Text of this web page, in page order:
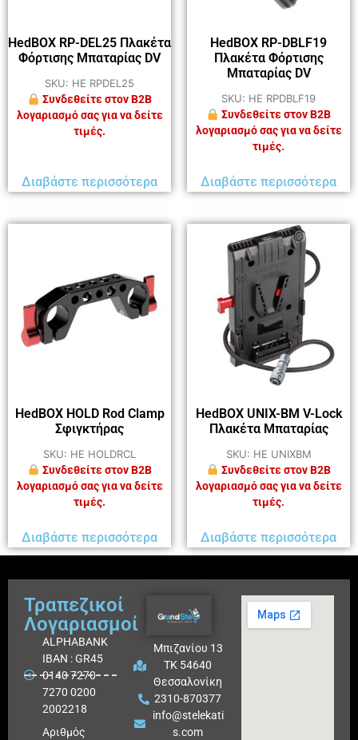
HedBOX RP-DEL25 Πλακέτα
Φόρτισης Μπαταρίας DV
SKU: HE RPDEL25
Συνδεθείτε στον B2B
λογαριασμό σας για να δείτε
τιμές.
Διαβάστε περισσότερα
HedBOX RP-DBLF19
Πλακέτα Φόρτισης
Μπαταρίας DV
SKU: HE RPDBLF19
Συνδεθείτε στον B2B
λογαριασμό σας για να δείτε
τιμές.
Διαβάστε περισσότερα
HedBOX HOLD Rod Clamp
Σφιγκτήρας
SKU: HE HOLDRCL
Συνδεθείτε στον B2B
λογαριασμό σας για να δείτε
τιμές.
Διαβάστε περισσότερα
HedBOX UNIX-BM V-Lock
Πλακέτα Μπαταρίας
SKU: HE UNIXBM
Συνδεθείτε στον B2B
λογαριασμό σας για να δείτε
τιμές.
Διαβάστε περισσότερα
Τραπεζικοί
Λογαριασμοί
ALPHABANK
IBAN : GR45
0140 7270
7270 0200
2002218
Aριθμός
Μπιζανίου 13
ΤΚ 54640
Θεσσαλονίκη
2310-870377
info@stelekati
s.com